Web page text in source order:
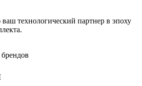
технологический партнер в эпоху